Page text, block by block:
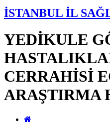
İSTANBUL İL
YEDİKULE
CERRAHİSİ
ARAŞTIRMA